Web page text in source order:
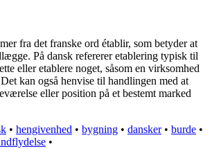
fra det franske ord établir, som betyder at
På dansk refererer etablering typisk til
eller etablere noget, såsom en virksomhed
kan også henvise til handlingen med at
eller position på et bestemt marked
• hengivenhed • bygning • dansker• burde •
•